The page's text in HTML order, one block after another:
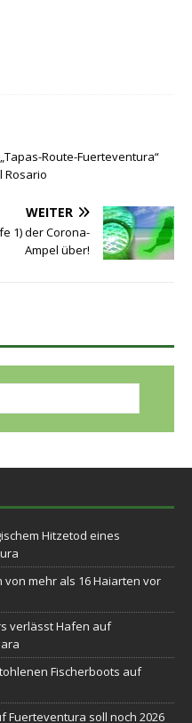
Route-Fuerteventura“
Rosario
WEITER
1) der Corona-
Ampel über!
Hitzetod eines
mehr als 16 Haiarten vor
verlässt Hafen auf
Fischerboots auf
Fuerteventura soll noch 2026